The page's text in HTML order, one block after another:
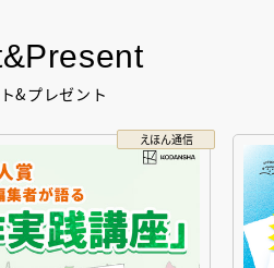
&プレゼント
えほん通信